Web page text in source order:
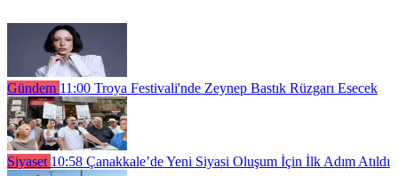
Gündem 11:00 Troya Festivali'nde Zeynep Bastık Rüzgarı Esecek
Siyaset 10:58 Çanakkale’de Yeni Siyasi Oluşum İçin İlk Adım Atıldı